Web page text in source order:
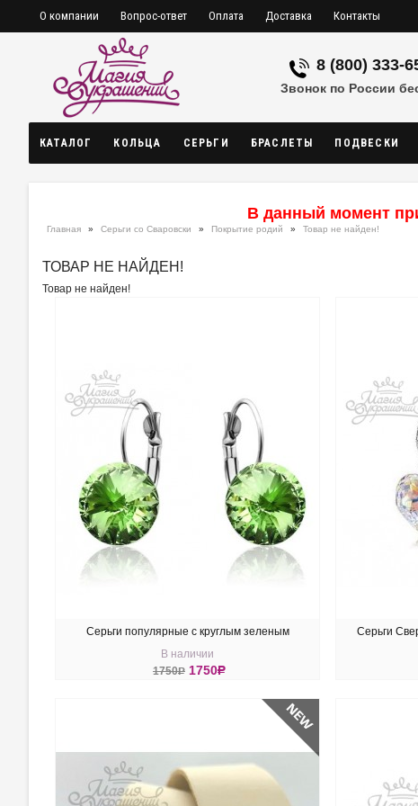
О компании Вопрос-ответ Оплата Доставка Контакты
8 (800) 333-
Звонок по России
КАТАЛОГ КОЛЬЦА СЕРЬГИ БРАСЛЕТЫ ПОДВЕСКИ
В данный момент
Главная » Серьги со Сваровски » Покрытие родий » Товар не найден!
ТОВАР НЕ НАЙДЕН!
Товар не найден!
Серьги популярные с круглым зеленым
кристаллом Swarovski Peridot
В наличии
1750R 1750R
Серьги